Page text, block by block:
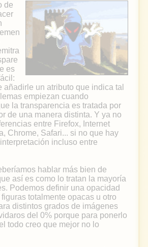
de
es
añadirle un atributo que indica tal
empiezan cuando
la transparencia es tratada por
de una manera distinta. Y ya no
entre Firefox, Internet
Chrome, Safari... si no que hay
incluso entre
hablar más bien de
así es como lo tratan la mayoría
Podemos definir una opacidad
totalmente opacas u otro
distintos grados de imágenes
del 0% porque para ponerlo
todo creo que mejor no lo